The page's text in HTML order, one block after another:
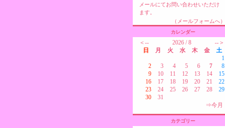
メールにてお問い合わせいただけ
ます。
（メールフォームへ）
カレンダー
＜-- 2026 / 8
--＞
日
月 火 水 木 金
土
1
2
3 4 5 6 7
8
9
10 11 12 13 14
15
16
17 18 19 20 21
22
23
24 25 26 27 28
29
30
31
⇒今月
カテゴリー